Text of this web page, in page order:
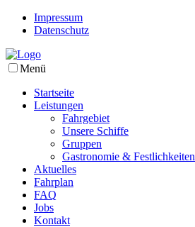
Impressum
Datenschutz
Menü
Startseite
Leistungen
Fahrgebiet
Unsere Schiffe
Gruppen
Gastronomie & Festlichkeiten
Aktuelles
Fahrplan
FAQ
Jobs
Kontakt